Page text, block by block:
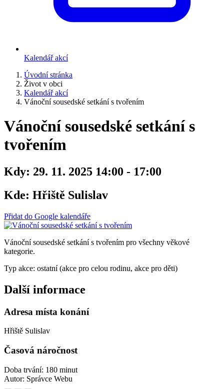
Kalendář akcí
Úvodní stránka
Život v obci
Kalendář akcí
Vánoční sousedské setkání s tvořením
Vánoční sousedské setkání s
tvořením
Kdy: 29. 11. 2025 14:00 - 17:00
Kde: Hřiště Sulislav
Přidat do Google kalendáře
Vánoční sousedské setkání s tvořením pro všechny věkové
kategorie.
Typ akce: ostatní (akce pro celou rodinu, akce pro děti)
Další informace
Adresa místa konání
Hřiště Sulislav
Časová náročnost
Doba trvání: 180 minut
Autor: Správce Webu